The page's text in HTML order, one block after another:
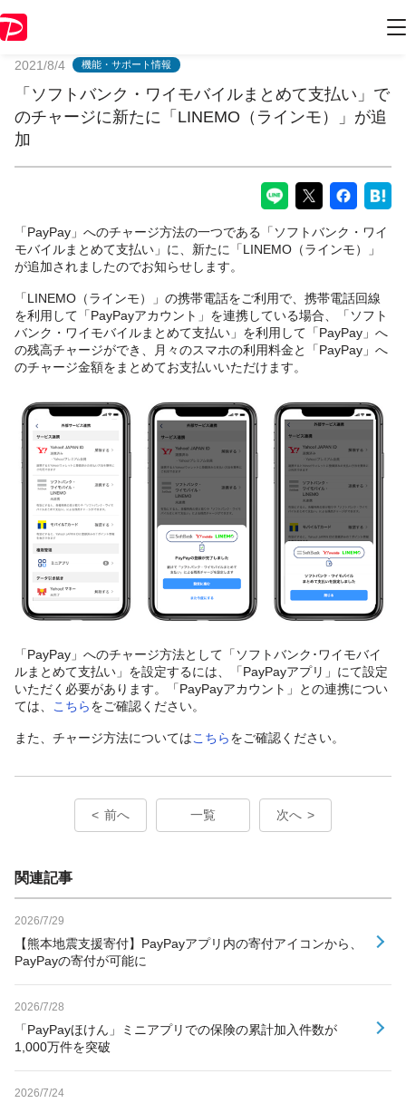
2021/8/4 機能・サポート情報
「ソフトバンク・ワイモバイルまとめて支払い」で
のチャージに新たに「LINEMO（ラインモ）」が追
加
「PayPay」へのチャージ方法の一つである「ソフトバンク・ワイ
モバイルまとめて支払い」に、新たに「LINEMO（ラインモ）」
が追加されましたのでお知らせします。
「LINEMO（ラインモ）」の携帯電話をご利用で、携帯電話回線
を利用して「PayPayアカウント」を連携している場合、「ソフト
バンク・ワイモバイルまとめて支払い」を利用して「PayPay」へ
の残高チャージができ、月々のスマホの利用料金と「PayPay」へ
のチャージ金額をまとめてお支払いいただけます。
「PayPay」へのチャージ方法として「ソフトバンク･ワイモバイ
ルまとめて支払い」を設定するには、「PayPayアプリ」にて設定
いただく必要があります。「PayPayアカウント」との連携につい
ては、
こちらをご確認ください。
また、チャージ方法についてはこちらをご確認ください。
前へ 一覧 次へ
関連記事
2026/7/29
【熊本地震支援寄付】PayPayアプリ内の寄付アイコンから、
PayPayの寄付が可能に
2026/7/28
「PayPayほけん」ミニアプリでの保険の累計加入件数が
1,000万件を突破
2026/7/24